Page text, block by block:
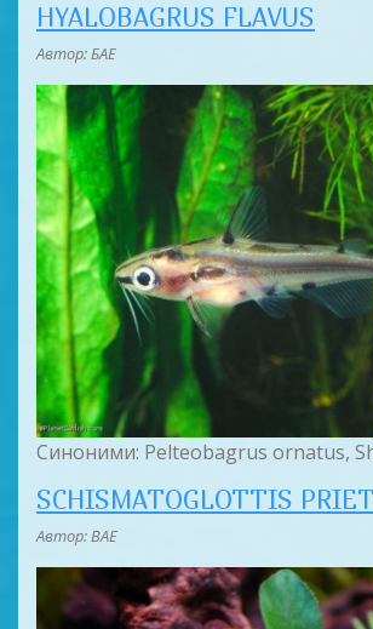
HYALOBAGRUS FLAVUS
Автор: БАЕ
Синоними: Pelteobagrus ornatus,
SCHISMATOGLOTTIS
Автор: BAE